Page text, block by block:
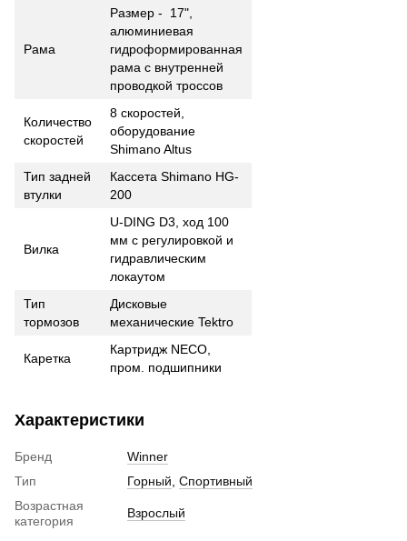
Рама
Размер - 17",
алюминиевая
гидроформированная
рама с внутренней
проводкой троссов
Количество
скоростей
8 скоростей,
оборудование
Shimano Altus
Тип задней
втулки
Кассета Shimano HG-
200
Вилка
U-DING D3, ход 100
мм с регулировкой и
гидравлическим
локаутом
Тип
тормозов
Дисковые
механические Tektro
Каретка
Картридж NECO,
пром. подшипники
Характеристики
Бренд
Winner
Тип
Горный Спортивный
Возрастная
категория
Взрослый